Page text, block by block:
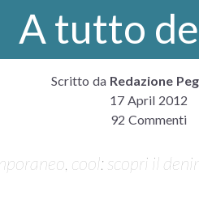
A tutto
Scritto da Redazione
17 April 2012
92 Commenti
cool: scopri il